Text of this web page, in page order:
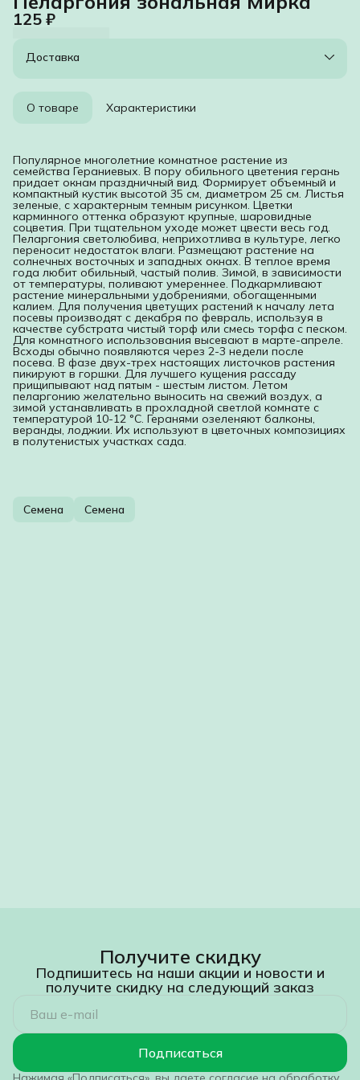
125 ₽
Доставка
О товаре Характеристики
Популярное многолетние комнатное растение из
семейства Гераниевых. В пору обильного цветения герань
придает окнам праздничный вид. Формирует объемный и
компактный кустик высотой 35 см, диаметром 25 см. Листья
зеленые, с характерным темным рисунком. Цветки
карминного оттенка образуют крупные, шаровидные
соцветия. При тщательном уходе может цвести весь год.
Пеларгония светолюбива, неприхотлива в культуре, легко
переносит недостаток влаги. Размещают растение на
солнечных восточных и западных окнах. В теплое время
года любит обильный, частый полив. Зимой, в зависимости
от температуры, поливают умереннее. Подкармливают
растение минеральными удобрениями, обогащенными
калием. Для получения цветущих растений к началу лета
посевы производят с декабря по февраль, используя в
качестве субстрата чистый торф или смесь торфа с песком.
Для комнатного использования высевают в марте-апреле.
Всходы обычно появляются через 2-3 недели после
посева. В фазе двух-трех настоящих листочков растения
пикируют в горшки. Для лучшего кущения рассаду
прищипывают над пятым - шестым листом. Летом
пеларгонию желательно выносить на свежий воздух, а
зимой устанавливать в прохладной светлой комнате с
температурой 10-12 °C. Геранями озеленяют балконы,
веранды, лоджии. Их используют в цветочных композициях
в полутенистых участках сада.
Семена Семена
Получите скидку
Подпишитесь на наши акции и новости и
получите скидку на следующий заказ
Подписаться